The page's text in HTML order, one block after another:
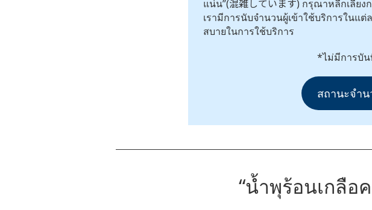
แน่น”(混雑しています) กรุณาหลีกเลี่ยง
เรามีการนับจำนวนผู้เข้าใช้บริการในแ
สบายในการใช้บริการ
*ไม่มีการบั
สถานะจำ
“น้ำพุร้อนเกลือ